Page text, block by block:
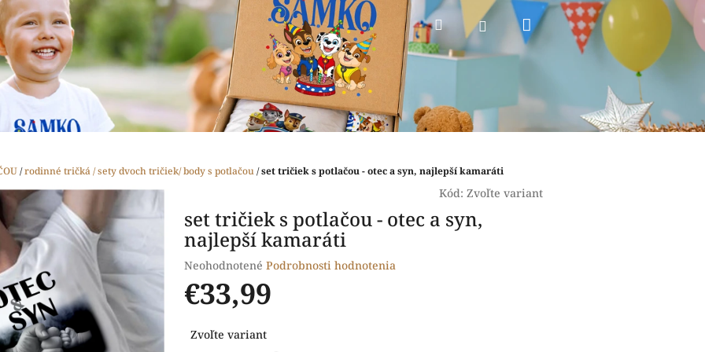
HľadaťPrihlásenieNákupný
/rodinné tričká / sety dvoch tričiek/ body s potlačou/set tričiek s potlačou - otec a syn, najlepší kamaráti
Kód: Zvoľte variant
set tričiek s potlačou - otec a syn,
najlepší kamaráti
Priemerné
hodnotenie
produktu
0,0
Neohodnotené Podrobnosti hodnotenia
€33,99
cena:
Zvoľte variant